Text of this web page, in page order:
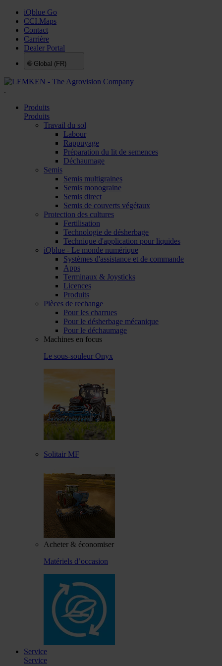
iQblue Go
CCI.Maps
Contact
Carrière
Dealer Portal
🌐 Global (FR)
.
Produits
Produits
Travail du sol
Labour
Rappuyage
Préparation du lit de semences
Déchaumage
Semis
Semis multigraines
Semis monograine
Semis direct
Semis de couverts végétaux
Protection des cultures
Fertilisation
Technologie de désherbage
Technique d'application pour liquides
iQblue - Le monde numérique
Systèmes d'assistance et de commande
Apps
Terminaux & Joysticks
Licences
Produits
Pièces de rechange
Pour les charrues
Pour le désherbage mécanique
Pour le déchaumage
Machines en focus
Le sous-souleur Onyx
Solitair MF
Acheter & économiser
Matériels d’occasion
Service
Service